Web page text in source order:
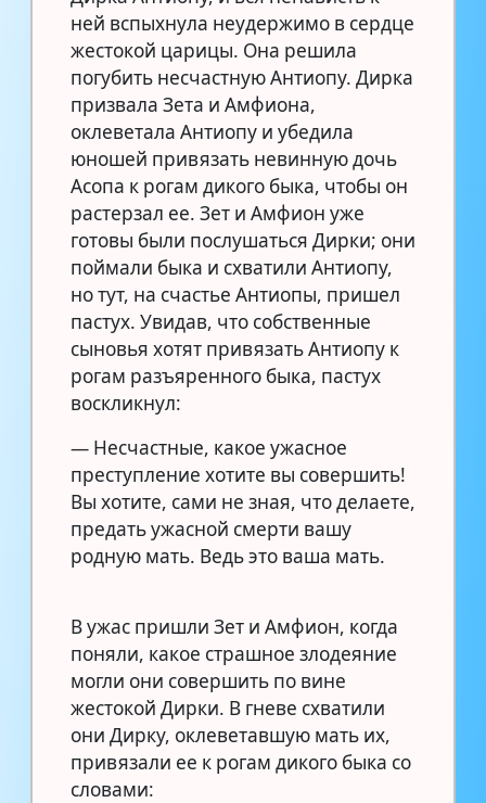
ней вспыхнула неудержимо в сердце
жестокой царицы. Она решила
погубить несчастную Антиопу. Дирка
призвала Зета и Амфиона,
оклеветала Антиопу и убедила
юношей привязать невинную дочь
Асопа к рогам дикого быка, чтобы он
растерзал ее. Зет и Амфион уже
готовы были послушаться Дирки; они
поймали быка и схватили Антиопу,
но тут, на счастье Антиопы, пришел
пастух. Увидав, что собственные
сыновья хотят привязать Антиопу к
рогам разъяренного быка, пастух
воскликнул:
— Несчастные, какое ужасное
преступление хотите вы совершить!
Вы хотите, сами не зная, что делаете,
предать ужасной смерти вашу
родную мать. Ведь это ваша мать.
В ужас пришли Зет и Амфион, когда
поняли, какое страшное злодеяние
могли они совершить по вине
жестокой Дирки. В гневе схватили
они Дирку, оклеветавшую мать их,
привязали ее к рогам дикого быка со
словами: